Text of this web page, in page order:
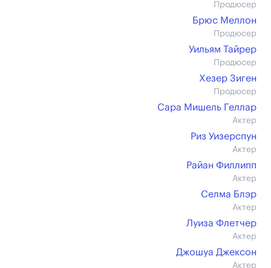
Продюсер
Брюс Меллон
Продюсер
Уильям Тайрер
Продюсер
Хезер Зиген
Продюсер
Сара Мишель Геллар
Актер
Риз Уизерспун
Актер
Райан Филлипп
Актер
Селма Блэр
Актер
Луиза Флетчер
Актер
Джошуа Джексон
Актер